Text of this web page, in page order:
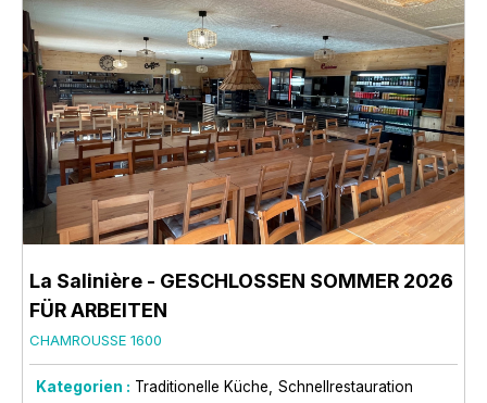
La Salinière - GESCHLOSSEN SOMMER 2026
FÜR ARBEITEN
CHAMROUSSE 1600
Kategorien : Traditionelle Küche Schnellrestauration